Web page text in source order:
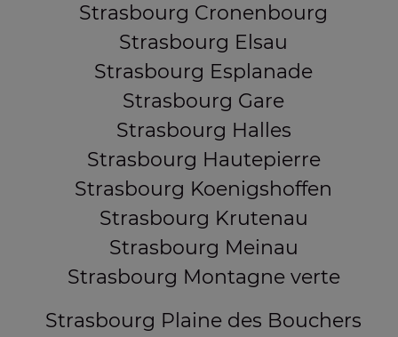
Strasbourg Cronenbourg
Strasbourg Elsau
Strasbourg Esplanade
Strasbourg Gare
Strasbourg Halles
Strasbourg Hautepierre
Strasbourg Koenigshoffen
Strasbourg Krutenau
Strasbourg Meinau
Strasbourg Montagne verte
Strasbourg Plaine des Bouchers